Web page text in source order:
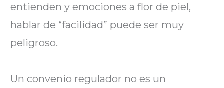
entienden y emociones a flor de piel,
hablar de “facilidad” puede ser muy
peligroso.
Un convenio regulador no es un